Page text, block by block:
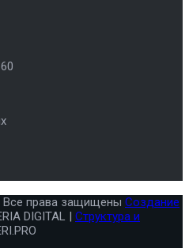
Все права защищены Создание
DIGITAL | Структура и